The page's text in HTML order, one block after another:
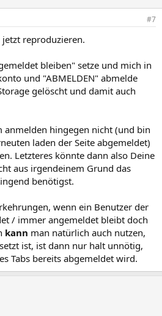
#7
reproduzieren.
bleiben" setze und mich in
und "ABMELDEN" abmelde
gelöscht und damit auch
anmelden hingegen nicht (und bin
laden der Seite abgemeldet)
Letzteres könnte dann also Deine
aus irgendeinem Grund das
benötigst.
wenn ein Benutzer der
/ immer angemeldet bleibt doch
kann man natürlich auch nutzen,
ist, ist dann nur halt unnötig,
Tabs bereits abgemeldet wird.